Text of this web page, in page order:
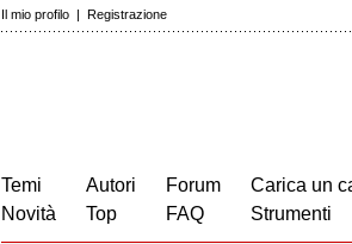
Il mio profilo | Registrazione
Temi
Novità
Autori
Top
Forum
FAQ
Carica un
Strumenti